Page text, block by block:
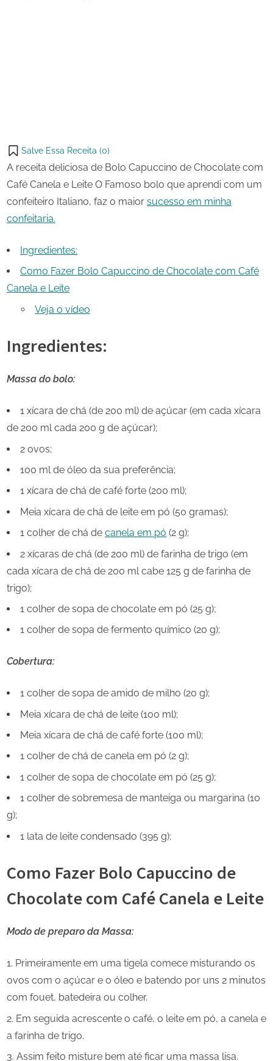
on
X
Salve Essa Receita (0)
A receita deliciosa de Bolo Capuccino de Chocolate com
Café Canela e Leite O Famoso bolo que aprendi com um
confeiteiro Italiano, faz o maior sucesso em minha
confeitaria.
Ingredientes:
Como Fazer Bolo Capuccino de Chocolate com Café
Canela e Leite
Veja o vídeo
Ingredientes:
Massa do bolo:
1 xícara de chá (de 200 ml) de açúcar (em cada xícara
de 200 ml cada 200 g de açúcar);
2 ovos;
100 ml de óleo da sua preferência;
1 xícara de chá de café forte (200 ml);
Meia xícara de chá de leite em pó (50 gramas);
1 colher de chá de canela em pó (2 g);
2 xícaras de chá (de 200 ml) de farinha de trigo (em
cada xícara de chá de 200 ml cabe 125 g de farinha de
trigo);
1 colher de sopa de chocolate em pó (25 g);
1 colher de sopa de fermento químico (20 g);
Cobertura:
1 colher de sopa de amido de milho (20 g);
Meia xícara de chá de leite (100 ml);
Meia xícara de chá de café forte (100 ml);
1 colher de chá de canela em pó (2 g);
1 colher de sopa de chocolate em pó (25 g);
1 colher de sobremesa de manteiga ou margarina (10
g);
1 lata de leite condensado (395 g);
Como Fazer Bolo Capuccino de
Chocolate com Café Canela e Leite
Modo de preparo da Massa:
Primeiramente em uma tigela comece misturando os
ovos com o açúcar e o óleo e batendo por uns 2 minutos
com fouet, batedeira ou colher.
Em seguida acrescente o café, o leite em pó, a canela e
a farinha de trigo.
Assim feito misture bem até ficar uma massa lisa.